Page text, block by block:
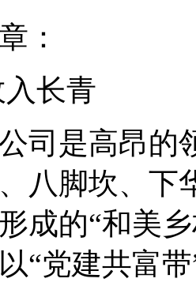
：
长青
司是高昂的
八脚坎、下
成的“和美
“党建共富